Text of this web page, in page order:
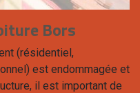
Bors
(résidentiel,
est endommagée et
il est important de